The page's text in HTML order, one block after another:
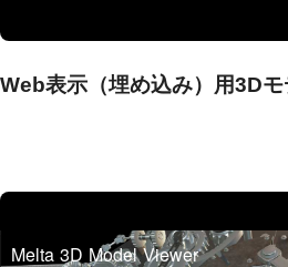
Web表示（埋め込み）用3D